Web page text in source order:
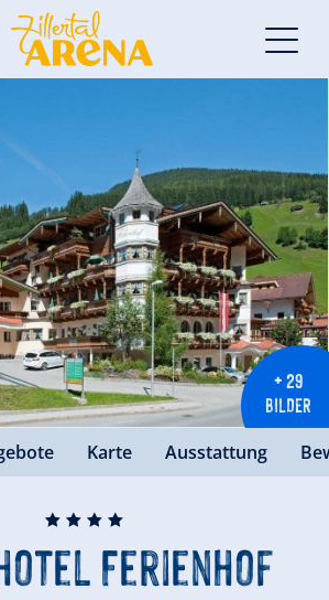
+ 29
BILDER
Karte Ausstattung
🞙 🞙 🞙 🞙
Ferienhof